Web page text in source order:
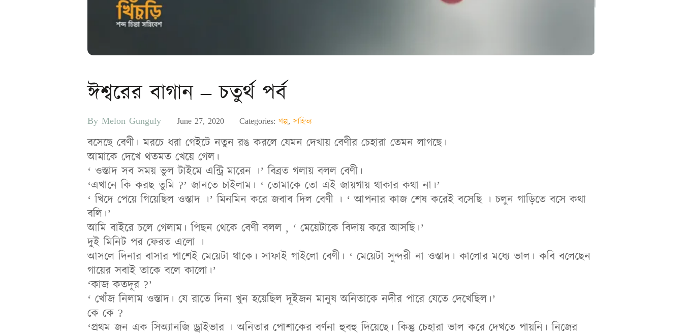
ঈশ্বরের বাগান – চতুর্থ পর্ব
By Melon Gunguly
Posted
June 27, 2020 Categories: গল্প,সাহিত্য
বসেছে বেণী। মরচে ধরা গেইটে নতুন রঙ করলে যেমন দেখায় বেণীর চেহারা তেমন লাগছে।
আমাকে দেখে থতমত খেয়ে গেল।
‘ ওস্তাদ সব সময় ভুল টাইমে এন্ট্রি মারেন ।’ বিব্রত গলায় বলল বেণী।
‘এখানে কি করছ তুমি ?’ জানতে চাইলাম। ‘ তোমাকে তো এই জায়গায় থাকার কথা না।’
‘ খিদে পেয়ে গিয়েছিল ওস্তাদ ।’ মিনমিন করে জবাব দিল বেণী । ‘ আপনার কাজ শেষ করেই বসেছি । চলুন গাড়িতে বসে কথা
বলি।’
আমি বাইরে চলে গেলাম। পিছন থেকে বেণী বলল , ‘ মেয়েটাকে বিদায় করে আসছি।’
দুই মিনিট পর ফেরত এলো ।
আসলে দিনার বাসার পাশেই মেয়েটা থাকে। সাফাই গাইলো বেণী। ‘ মেয়েটা সুন্দরী না ওস্তাদ। কালোর মধ্যে ভাল। কবি বলেছেন
গায়ের সবাই তাকে বলে কালো।’
‘কাজ কতদূর ?’
‘ খোঁজ নিলাম ওস্তাদ। যে রাতে দিনা খুন হয়েছিল দূইজন মানুষ অনিতাকে নদীর পারে যেতে দেখেছিল।’
কে কে ?
‘প্রথম জন এক সিঅ্যানজি ড্রাইভার । অনিতার পোশাকের বর্ণনা হুবহু দিয়েছে। কিন্তু চেহারা ভাল করে দেখতে পায়নি। নিজের